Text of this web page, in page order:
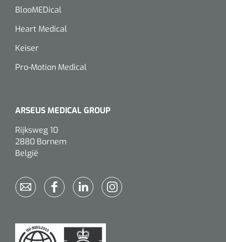
BlooMEDical
Heart Medical
Keiser
Pro-Motion Medical
ARSEUS MEDICAL GROUP
Rijksweg 10
2880 Bornem
België